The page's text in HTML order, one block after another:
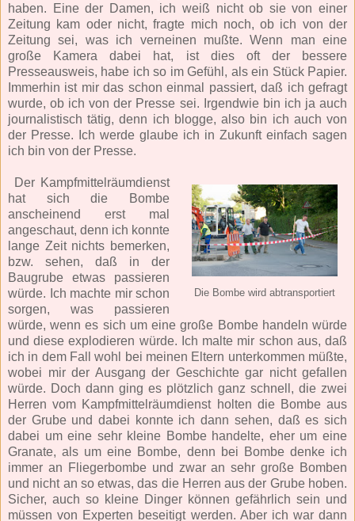
haben. Eine der Damen, ich weiß nicht ob sie von einer
Zeitung kam oder nicht, fragte mich noch, ob ich von der
Zeitung sei, was ich verneinen mußte. Wenn man eine
große Kamera dabei hat, ist dies oft der bessere
Presseausweis, habe ich so im Gefühl, als ein Stück Papier.
Immerhin ist mir das schon einmal passiert, daß ich gefragt
wurde, ob ich von der Presse sei. Irgendwie bin ich ja auch
journalistisch tätig, denn ich blogge, also bin ich auch von
der Presse. Ich werde glaube ich in Zukunft einfach sagen
ich bin von der Presse.
Die Bombe wird abtransportiert
Der Kampfmittelräumdienst
hat sich die Bombe
anscheinend erst mal
angeschaut, denn ich konnte
lange Zeit nichts bemerken,
bzw. sehen, daß in der
Baugrube etwas passieren
würde. Ich machte mir schon
sorgen, was passieren
würde, wenn es sich um eine große Bombe handeln würde
und diese explodieren würde. Ich malte mir schon aus, daß
ich in dem Fall wohl bei meinen Eltern unterkommen müßte,
wobei mir der Ausgang der Geschichte gar nicht gefallen
würde. Doch dann ging es plötzlich ganz schnell, die zwei
Herren vom Kampfmittelräumdienst holten die Bombe aus
der Grube und dabei konnte ich dann sehen, daß es sich
dabei um eine sehr kleine Bombe handelte, eher um eine
Granate, als um eine Bombe, denn bei Bombe denke ich
immer an Fliegerbombe und zwar an sehr große Bomben
und nicht an so etwas, das die Herren aus der Grube hoben.
Sicher, auch so kleine Dinger können gefährlich sein und
müssen von Experten beseitigt werden. Aber ich war dann